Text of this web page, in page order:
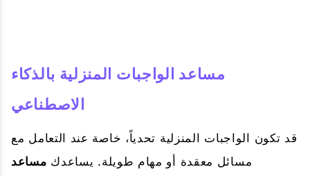
مساعد الواجبات المنزلية بالذكاء
الاصطناعي
قد تكون الواجبات المنزلية تحدياً، خاصة عند التعامل مع
مسائل معقدة أو مهام طويلة. يساعدك مساعد